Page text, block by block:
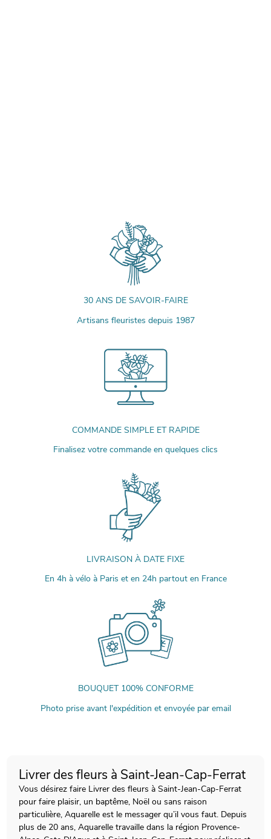
30 ANS DE SAVOIR-FAIRE
Artisans fleuristes depuis 1987
COMMANDE SIMPLE ET RAPIDE
Finalisez votre commande en quelques clics
LIVRAISON À DATE FIXE
En 4h à vélo à Paris et en 24h partout en France
BOUQUET 100% CONFORME
Photo prise avant l'expédition et envoyée par email
Livrer des fleurs à Saint-Jean-Cap-Ferrat
Vous désirez faire Livrer des fleurs à Saint-Jean-Cap-Ferrat
pour faire plaisir, un baptême, Noël ou sans raison
particulière, Aquarelle est le messager qu’il vous faut. Depuis
plus de 20 ans, Aquarelle travaille dans la région Provence-